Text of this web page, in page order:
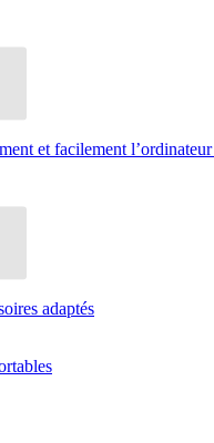
et facilement
adaptés